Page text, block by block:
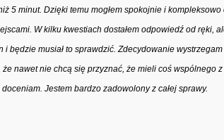
5 minut. Dzięki temu mogłem spokojnie i
W kilku kwestiach dostałem odpowiedź od ręki,
będzie musiał to sprawdzić. Zdecydowanie
nawet nie chcą się przyznać, że mieli coś wspólnego z
Jestem bardzo zadowolony z całej sprawy.